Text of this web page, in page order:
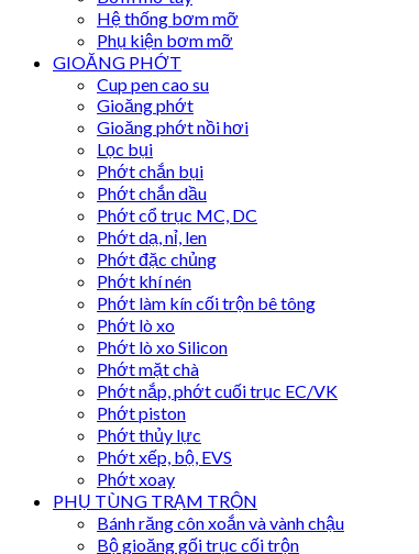
Hệ thống bơm mỡ
Phụ kiện bơm mỡ
GIOĂNG PHỚT
Cup pen cao su
Gioăng phớt
Gioăng phớt nồi hơi
Lọc bụi
Phớt chắn bụi
Phớt chắn dầu
Phớt cổ trục MC, DC
Phớt dạ, nỉ, len
Phớt đặc chủng
Phớt khí nén
Phớt làm kín cối trộn bê tông
Phớt lò xo
Phớt lò xo Silicon
Phớt mặt chà
Phớt nắp, phớt cuối trục EC/VK
Phớt piston
Phớt thủy lực
Phớt xếp, bộ, EVS
Phớt xoay
PHỤ TÙNG TRẠM TRỘN
Bánh răng côn xoắn và vành chậu
Bộ gioăng gối trục cối trộn